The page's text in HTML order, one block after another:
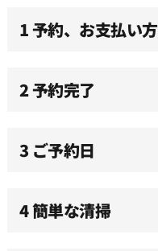
1 予約、お支払い
2 予約完了
3 ご予約日
4 簡単な清掃